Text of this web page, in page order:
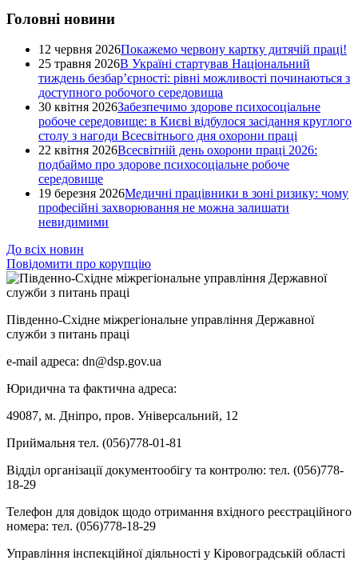
Головні новини
12 червня 2026Покажемо червону картку дитячій праці!
25 травня 2026В Україні стартував Національний
тиждень безбар’єрності: рівні можливості починаються з
доступного робочого середовища
30 квітня 2026Забезпечимо здорове психосоціальне
робоче середовище: в Києві відбулося засідання круглого
столу з нагоди Всесвітнього дня охорони праці
22 квітня 2026Всесвітній день охорони праці 2026:
подбаймо про здорове психосоціальне робоче
середовище
19 березня 2026Медичні працівники в зоні ризику: чому
професійні захворювання не можна залишати
невидимими
До всіх новин
Повідомити про корупцію
Південно-Східне міжрегіональне управління Державної
служби з питань праці
e-mail адреса: dn@dsp.gov.ua
Юридична та фактична адреса:
49087, м. Дніпро, пров. Універсальний, 12
Приймальня тел. (056)778-01-81
Відділ організації документообігу та контролю: тел. (056)778-
18-29
Телефон для довідок щодо отримання вхідного реєстраційного
номера: тел. (056)778-18-29
Управління інспекційної діяльності у Кіровоградській області